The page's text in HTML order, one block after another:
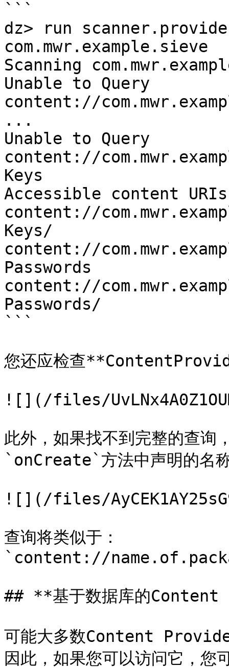
```
dz> run
com.mwr.example.sieve
Scanning
Unable to Query
content://
...
Unable to Query
content://
Keys
Accessible content
content://
Keys/
content://
Passwords
content://
Passwords/
```
您还应检查
![](/files/
此外，如果找不到完整的查
`onCreate`方法中声明的名
![](/files/
查询将类似于：
`content://
## **基于数据库的
可能大多数Content
因此，如果您可以访问它，